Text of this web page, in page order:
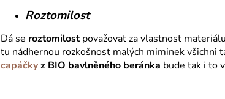
Roztomilost
Dá se roztomilostpovažovat za vlastnost
tu nádhernou rozkošnost malých miminek všichni
capáčkyz BIO bavlněného beránka bude tak i to